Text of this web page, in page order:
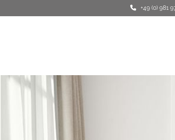
+49 (0) 981